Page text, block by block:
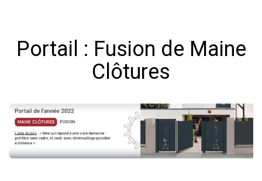
Portail : Fusion de Maine
Clôtures